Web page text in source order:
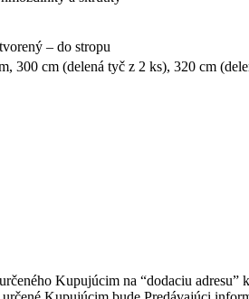
– do stropu
, 300 cm (delená tyč z 2 ks), 320 cm
Kupujúcim na “dodaciu